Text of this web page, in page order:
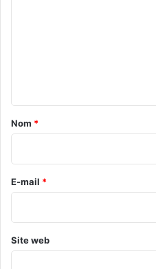
a
r
e
Nom *
E-mail *
Site web